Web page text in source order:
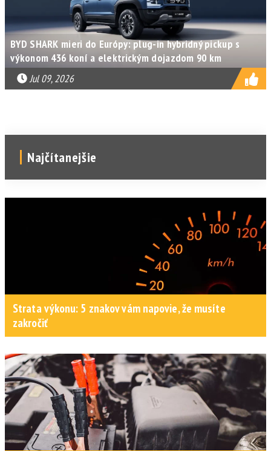
BYD SHARK mieri do Európy: plug-in hybridný pickup s
výkonom 436 koní a elektrickým dojazdom 90 km
Jul 09, 2026
Najčítanejšie
Strata výkonu: 5 znakov vám napovie, že musíte
zakročiť